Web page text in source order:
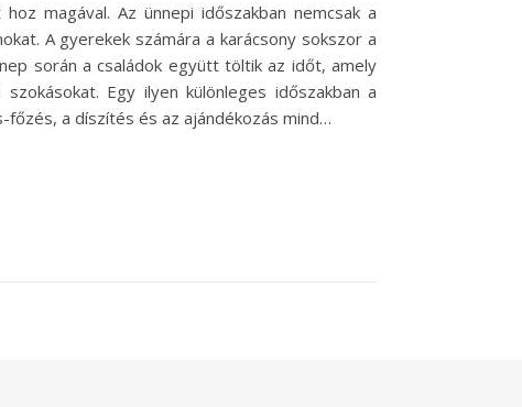
magával. Az ünnepi időszakban nemcsak a
A gyerekek számára a karácsony sokszor a
során a családok együtt töltik az időt, amely
Egy ilyen különleges időszakban a
főzés, a díszítés és az ajándékozás mind…